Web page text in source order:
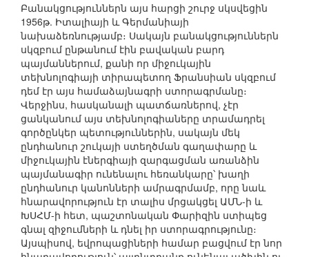
Բանակցություններն այս հարցի շուրջ սկսվեցին
1956թ. Իտալիայի և Գերմանիայի
նախաձեռնությամբ։ Սակայն բանակցություններն
սկզբում ընթանում էին բավական բարդ
պայմաններում, քանի որ միջուկային
տեխնոլոգիայի տիրապետող Ֆրանսիան սկզբում
դեմ էր այս համաձայնագրի ստորագրմանը։
Վերջինս, հասկանալի պատճառներով, չէր
ցանկանում այս տեխնոլոգիաները տրամադրել
գործընկեր պետություններին, սակայն մեկ
ընդհանուր շուկայի ստեղծման գաղափարը և
միջուկային էներգիայի զարգացման առանձին
պայմանագիր ունենալու հեռանկարը՝ խաղի
ընդհանուր կանոնների ամրագրմամբ, որը նաև
հնարավորություն էր տալիս մրցակցել ԱՄՆ-ի և
ԽՍՀՄ-ի հետ, պաշտոնական Փարիզին ստիպեց
գնալ զիջումների և դնել իր ստորագրությունը։
Այսպիսով, եվրոպացիների համար բացվում էր նոր